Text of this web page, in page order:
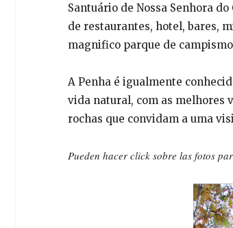
Santuário de Nossa Senhora
de restaurantes, hotel, bares,
magnifico parque de
A Penha é igualmente
vida natural, com as melhores
rochas que convidam a uma
Pueden hacer click sobre las fotos